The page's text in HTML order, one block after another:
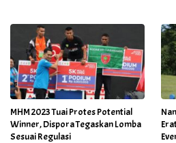
MHM 2023 Tuai Protes Potential
Winner, Dispora Tegaskan Lomba
Sesuai Regulasi